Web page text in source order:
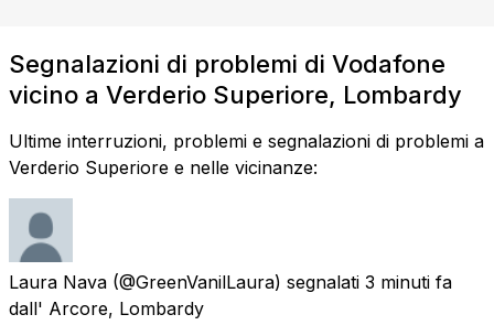
Segnalazioni di problemi di Vodafone
vicino a Verderio Superiore, Lombardy
Ultime interruzioni, problemi e segnalazioni di problemi a
Verderio Superiore e nelle vicinanze:
Laura Nava (@GreenVanilLaura) segnalati 3 minuti fa
dall' Arcore, Lombardy